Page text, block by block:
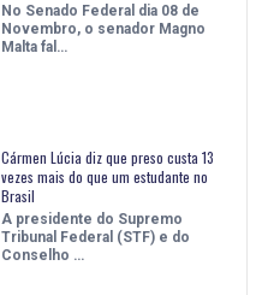
No Senado Federal dia 08 de
Novembro, o senador Magno
Malta fal…
Cármen Lúcia diz que preso custa 13
vezes mais do que um estudante no
Brasil
A presidente do Supremo
Tribunal Federal (STF) e do
Conselho …